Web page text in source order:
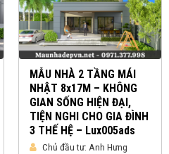
MẪU NHÀ 2 TẦNG MÁI
NHẬT 8x17M – KHÔNG
GIAN SỐNG HIỆN ĐẠI,
TIỆN NGHI CHO GIA ĐÌNH
3 THẾ HỆ – Lux005ads
Chủ đầu tư: Anh Hưng